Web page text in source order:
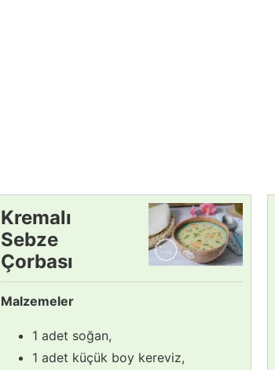
Kremalı
Sebze
Çorbası
Tarifi
Malzemeler
1 adet soğan,
1 adet küçük boy kereviz,